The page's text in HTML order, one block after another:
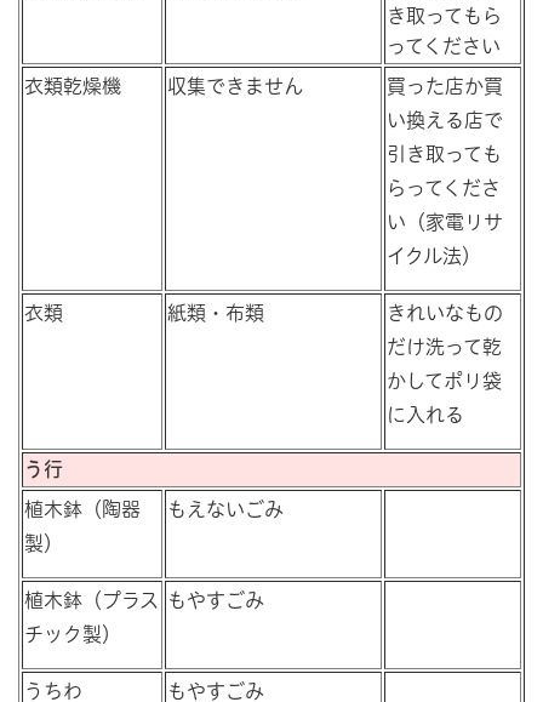
き取ってもら
ってください
衣類乾燥機 収集できません
買った店か買
い換える店で
引き取っても
らってくださ
い（家電リサ
イクル法）
衣類 紙類・布類
きれいなもの
だけ洗って乾
かしてポリ袋
に入れる
う行
植木鉢（陶器
製）
もえないごみ
植木鉢（プラス
チック製）
もやすごみ
うちわ もやすごみ